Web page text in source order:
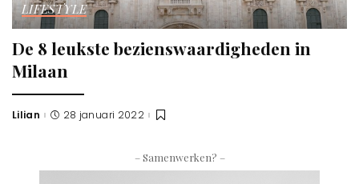
LIFESTYLE
De 8 leukste bezienswaardigheden in
Milaan
Posted
Lilian 28 januari 2022
– Samenwerken? –